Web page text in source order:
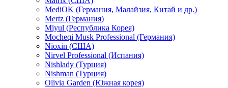
MediOK (Германия, Малайзия, Китай и др.)
Mertz (Германия)
Miyul (Республика Корея)
Mocheqi Musk Professional (Германия)
Nioxin (США)
Nirvel Professional (Испания)
Nishlady (Турция)
Nishman (Турция)
Olivia Garden (Южная корея)